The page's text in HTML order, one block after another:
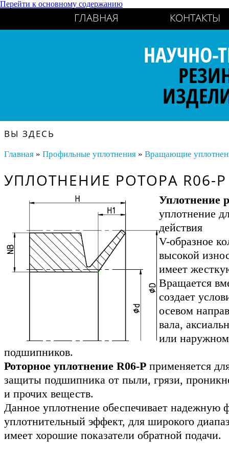
Перейти к основному содержанию
ГЛАВНАЯ КОНТАКТЫ
НАУЧНО-
ВЫ ЗДЕСЬ
Главная» Профильные уплотнения» Вращающие
УПЛОТНЕНИЕ РОТОРА R06-P
Уплотнение
уплотнение
действия
V-образное
высокой
имеет
Вращается
создает
осевом
вала,
или
подшипников.
Роторное уплотнение R06-Pприменяется
защиты подшипника от пыли, грязи,
и прочих веществ.
Данное уплотнение обеспечивает надежную
уплотнительный эффект, для широкого
имеет хорошие показатели обратной подачи.